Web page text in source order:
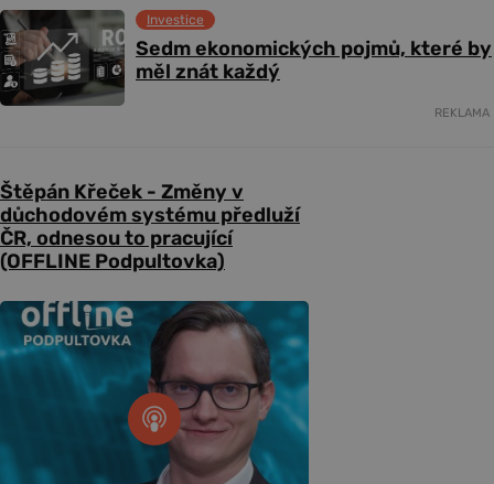
Sedm ekonomických pojmů, které by
měl znát každý
Investice
REKLAMA
Štěpán Křeček - Změny v
důchodovém systému předluží
ČR, odnesou to pracující
(OFFLINE Podpultovka)